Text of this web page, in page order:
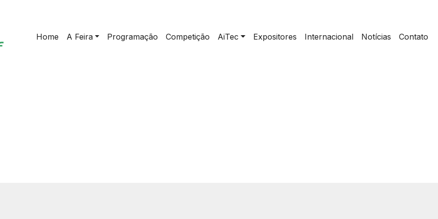
Home A Feira Programação Competição AiTec Expositores Internacional Notícias Contato